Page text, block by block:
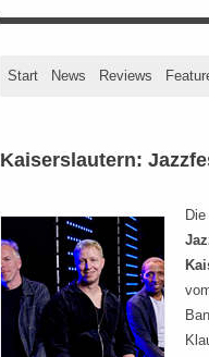
Start News Reviews
Kaiserslautern: